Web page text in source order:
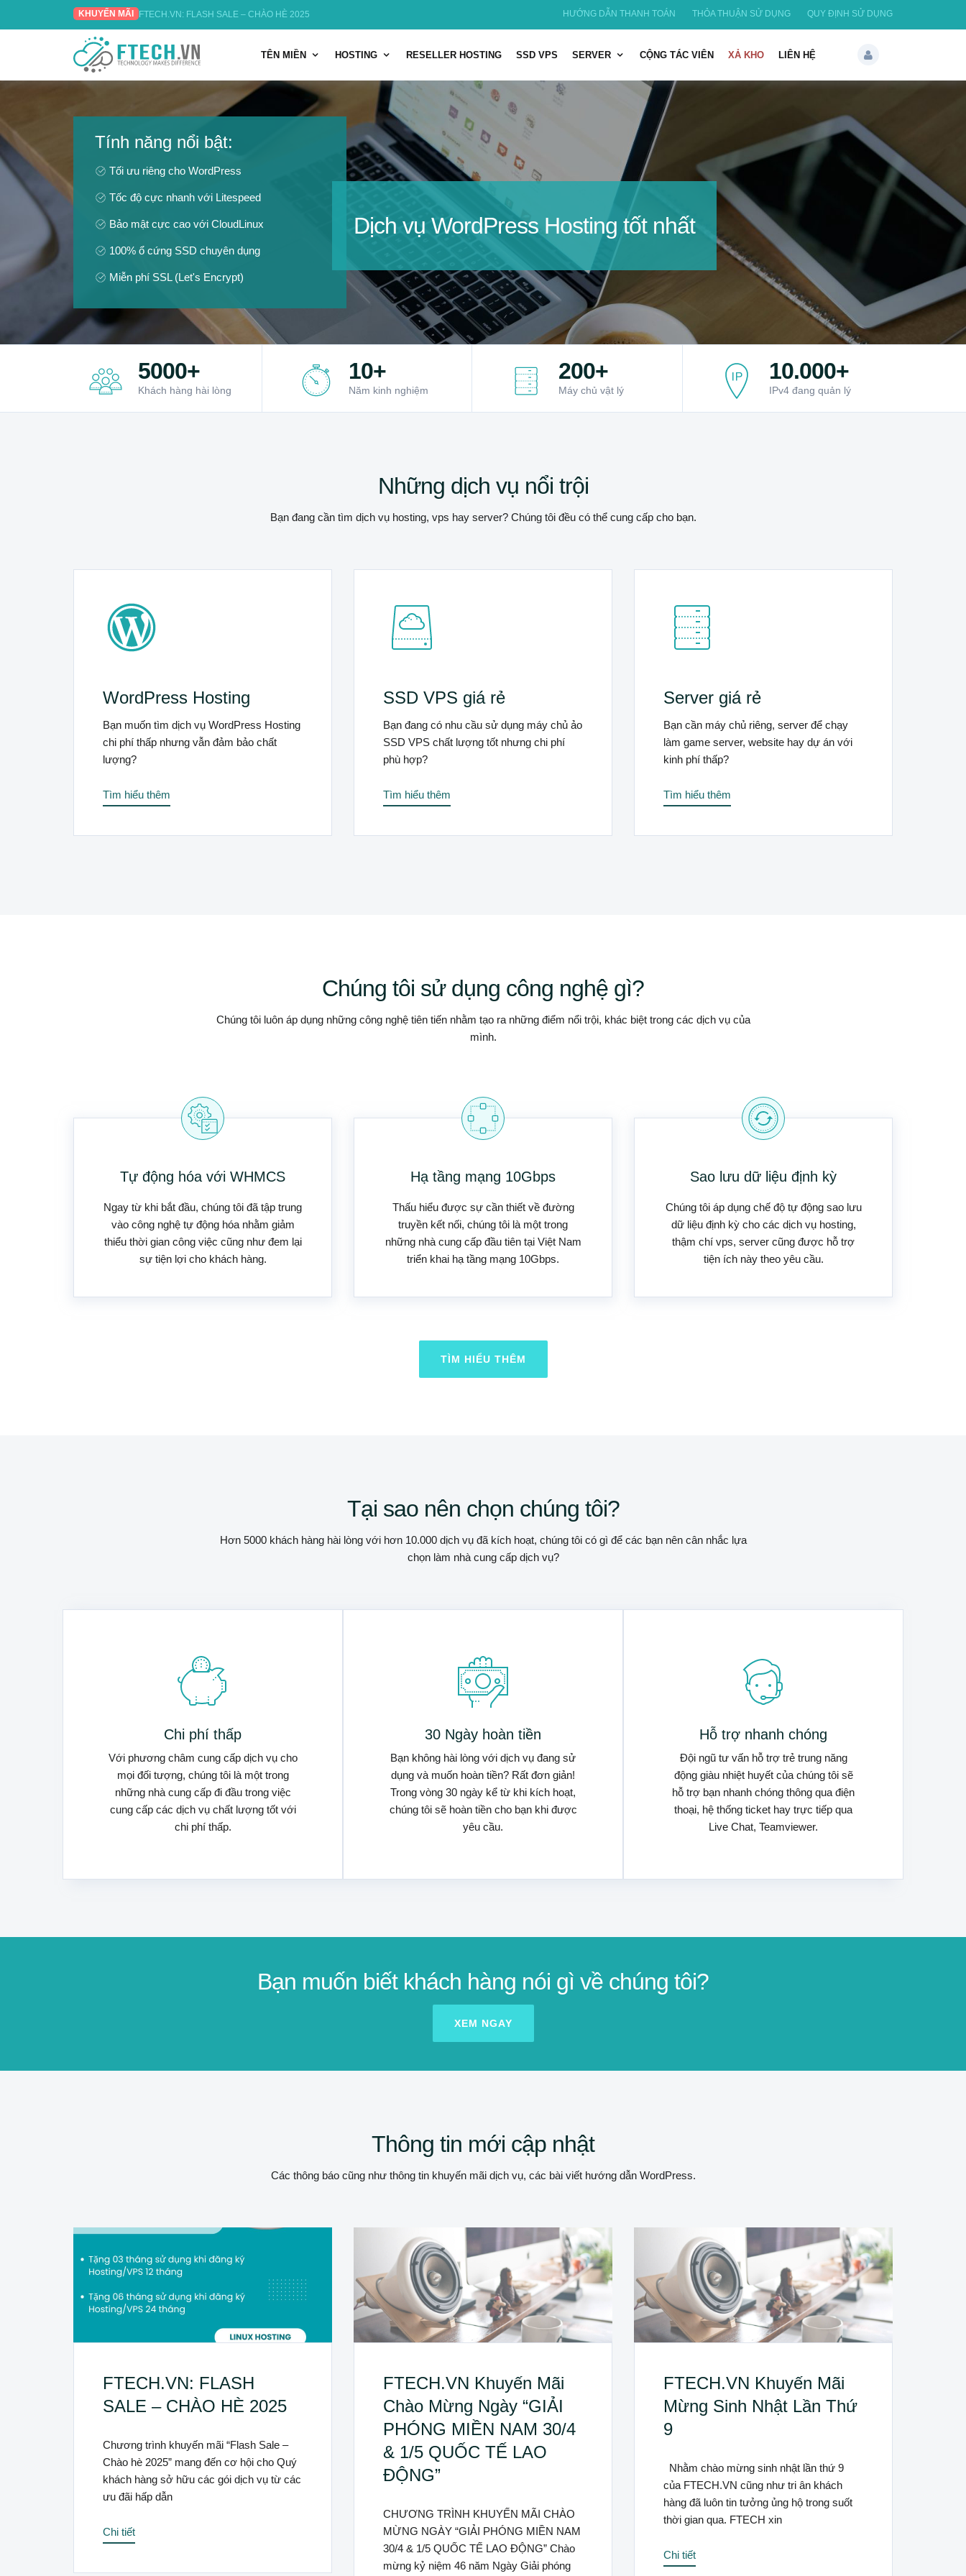
KHUYẾN MÃI FTECH.VN: FLASH SALE – CHÀO HÈ 2025 HƯỚNG DẪN THANH TOÁN THỎA THUẬN SỬ DỤNG QUY ĐỊNH SỬ DỤNG
TÊN MIỀN HOSTING RESELLER HOSTING SSD VPS SERVER CỘNG TÁC VIÊN XẢ KHO LIÊN HỆ
Tính năng nổi bật:
Tối ưu riêng cho WordPress
Tốc độ cực nhanh với Litespeed
Bảo mật cực cao với CloudLinux
100% ổ cứng SSD chuyên dụng
Miễn phí SSL (Let's Encrypt)
Dịch vụ WordPress Hosting tốt nhất
5000+
Khách hàng hài lòng
10+
Năm kinh nghiệm
200+
Máy chủ vật lý
10.000+
IPv4 đang quản lý
Những dịch vụ nổi trội
Bạn đang cần tìm dịch vụ hosting, vps hay server? Chúng tôi đều có thể cung cấp cho bạn.
WordPress Hosting
Bạn muốn tìm dịch vụ WordPress Hosting
chi phí thấp nhưng vẫn đảm bảo chất
lượng?
Tìm hiểu thêm
SSD VPS giá rẻ
Bạn đang có nhu cầu sử dụng máy chủ ảo
SSD VPS chất lượng tốt nhưng chi phí
phù hợp?
Tìm hiểu thêm
Server giá rẻ
Bạn cần máy chủ riêng, server để chạy
làm game server, website hay dự án với
kinh phí thấp?
Tìm hiểu thêm
Chúng tôi sử dụng công nghệ gì?
Chúng tôi luôn áp dụng những công nghệ tiên tiến nhằm tạo ra những điểm nổi trội, khác biệt trong các dịch vụ của
mình.
Tự động hóa với WHMCS
Ngay từ khi bắt đầu, chúng tôi đã tập trung
vào công nghệ tự động hóa nhằm giảm
thiểu thời gian công việc cũng như đem lại
sự tiện lợi cho khách hàng.
Hạ tầng mạng 10Gbps
Thấu hiểu được sự cần thiết về đường
truyền kết nối, chúng tôi là một trong
những nhà cung cấp đầu tiên tại Việt Nam
triển khai hạ tầng mạng 10Gbps.
Sao lưu dữ liệu định kỳ
Chúng tôi áp dụng chế độ tự động sao lưu
dữ liệu định kỳ cho các dịch vụ hosting,
thậm chí vps, server cũng được hỗ trợ
tiện ích này theo yêu cầu.
TÌM HIỂU THÊM
Tại sao nên chọn chúng tôi?
Hơn 5000 khách hàng hài lòng với hơn 10.000 dịch vụ đã kích hoạt, chúng tôi có gì để các bạn nên cân nhắc lựa
chọn làm nhà cung cấp dịch vụ?
Chi phí thấp
Với phương châm cung cấp dịch vụ cho
mọi đối tượng, chúng tôi là một trong
những nhà cung cấp đi đầu trong việc
cung cấp các dịch vụ chất lượng tốt với
chi phí thấp.
30 Ngày hoàn tiền
Bạn không hài lòng với dịch vụ đang sử
dụng và muốn hoàn tiền? Rất đơn giản!
Trong vòng 30 ngày kể từ khi kích hoạt,
chúng tôi sẽ hoàn tiền cho bạn khi được
yêu cầu.
Hỗ trợ nhanh chóng
Đội ngũ tư vấn hỗ trợ trẻ trung năng
động giàu nhiệt huyết của chúng tôi sẽ
hỗ trợ bạn nhanh chóng thông qua điện
thoại, hệ thống ticket hay trực tiếp qua
Live Chat, Teamviewer.
Bạn muốn biết khách hàng nói gì về chúng tôi?
XEM NGAY
Thông tin mới cập nhật
Các thông báo cũng như thông tin khuyến mãi dịch vụ, các bài viết hướng dẫn WordPress.
FTECH.VN: FLASH
SALE – CHÀO HÈ 2025
Chương trình khuyến mãi “Flash Sale –
Chào hè 2025” mang đến cơ hội cho Quý
khách hàng sở hữu các gói dịch vụ từ các
ưu đãi hấp dẫn
Chi tiết
FTECH.VN Khuyến Mãi
Chào Mừng Ngày “GIẢI
PHÓNG MIỀN NAM 30/4
& 1/5 QUỐC TẾ LAO
ĐỘNG”
CHƯƠNG TRÌNH KHUYẾN MÃI CHÀO
MỪNG NGÀY “GIẢI PHÓNG MIỀN NAM
30/4 & 1/5 QUỐC TẾ LAO ĐỘNG” Chào
mừng kỷ niệm 46 năm Ngày Giải phóng
FTECH.VN Khuyến Mãi
Mừng Sinh Nhật Lần Thứ
9
Nhằm chào mừng sinh nhật lần thứ 9
của FTECH.VN cũng như tri ân khách
hàng đã luôn tin tưởng ủng hộ trong suốt
thời gian qua. FTECH xin
Chi tiết